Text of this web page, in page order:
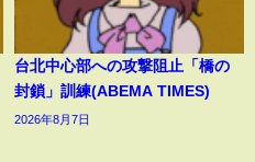
台北中心部への攻撃阻止「橋の
封鎖」訓練(ABEMA TIMES)
2026年8月7日